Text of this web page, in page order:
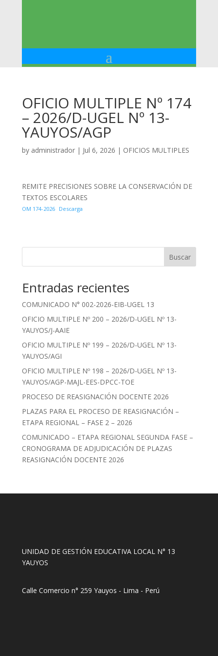
OFICIO MULTIPLE Nº 174
– 2026/D-UGEL Nº 13-
YAUYOS/AGP
by administrador| Jul 6, 2026 | OFICIOS MULTIPLES
REMITE PRECISIONES SOBRE LA CONSERVACIÓN DE
TEXTOS ESCOLARES
OM 174-2026 Descarga
Buscar
Entradas recientes
COMUNICADO N° 002-2026-EIB-UGEL 13
OFICIO MULTIPLE Nº 200 – 2026/D-UGEL Nº 13-
YAUYOS/J-AAIE
OFICIO MULTIPLE Nº 199 – 2026/D-UGEL Nº 13-
YAUYOS/AGI
OFICIO MULTIPLE Nº 198 – 2026/D-UGEL Nº 13-
YAUYOS/AGP-MAJL-EES-DPCC-TOE
PROCESO DE REASIGNACIÓN DOCENTE 2026
PLAZAS PARA EL PROCESO DE REASIGNACIÓN –
ETAPA REGIONAL – FASE 2 – 2026
COMUNICADO – ETAPA REGIONAL SEGUNDA FASE –
CRONOGRAMA DE ADJUDICACIÓN DE PLAZAS
REASIGNACIÓN DOCENTE 2026
UNIDAD DE GESTIÓN EDUCATIVA LOCAL N° 13
YAUYOS
Calle Comercio n° 259 Yauyos - Lima - Perú